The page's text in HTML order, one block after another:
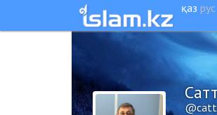
қаз рус